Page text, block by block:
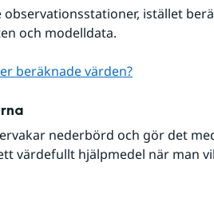
istället
och modelldata.
beräknade värden?
nederbörd och gör det
värdefullt hjälpmedel när man